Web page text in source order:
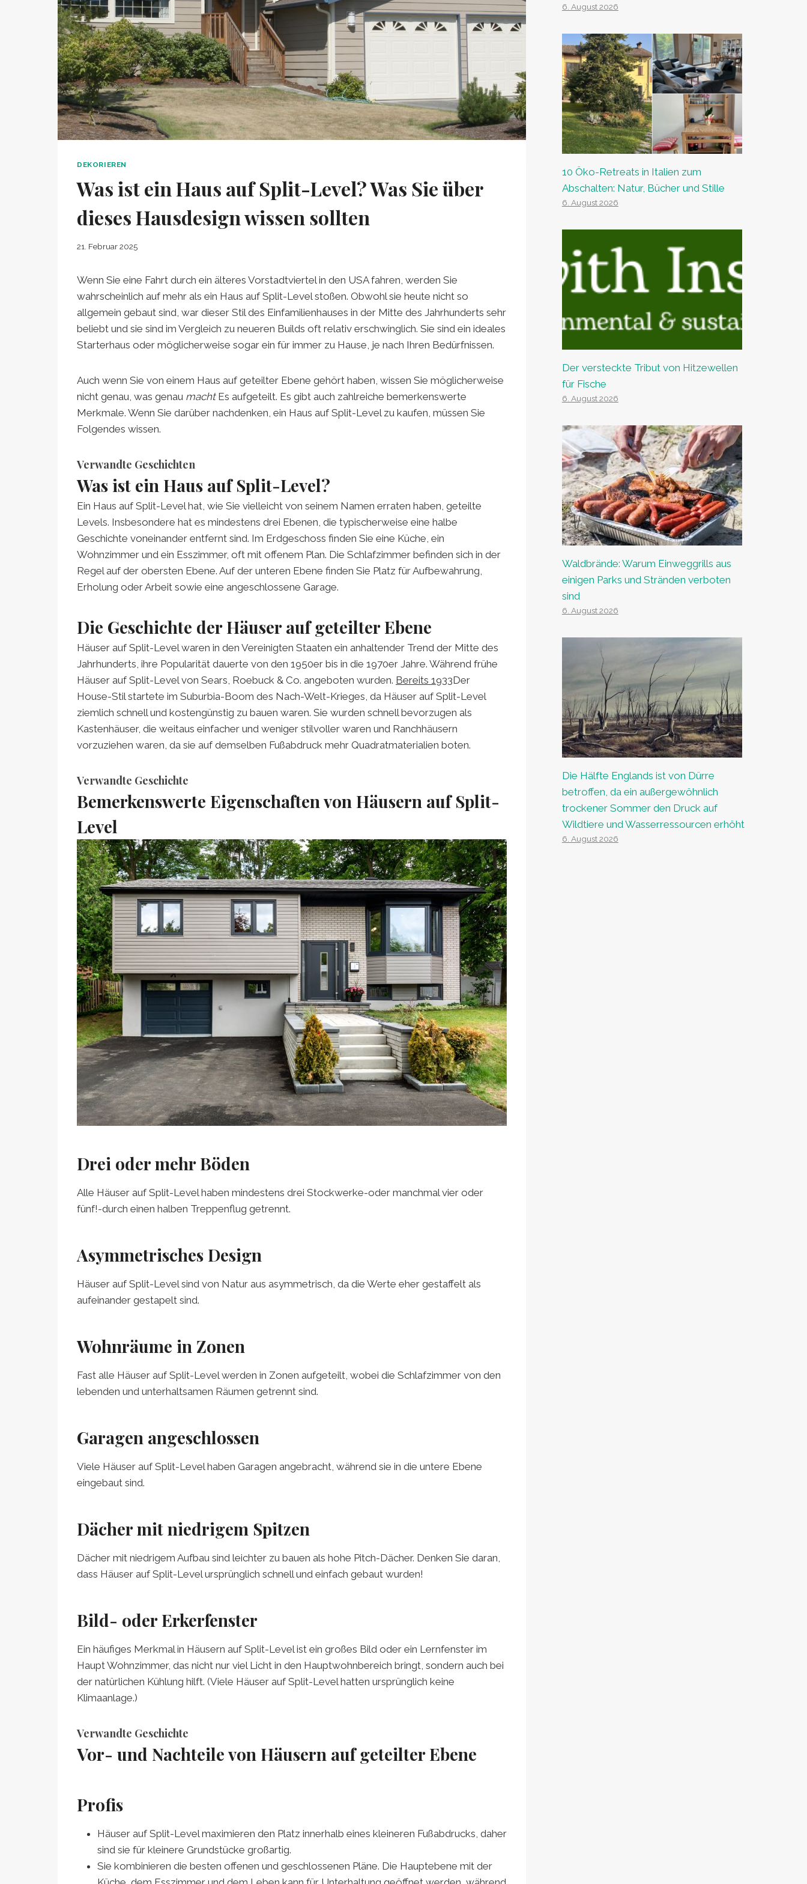
DEKORIEREN
Was ist ein Haus auf Split-Level? Was Sie über
dieses Hausdesign wissen sollten
21. Februar 2025
Wenn Sie eine Fahrt durch ein älteres Vorstadtviertel in den USA fahren, werden Sie
wahrscheinlich auf mehr als ein Haus auf Split-Level stoßen. Obwohl sie heute nicht so
allgemein gebaut sind, war dieser Stil des Einfamilienhauses in der Mitte des Jahrhunderts sehr
beliebt und sie sind im Vergleich zu neueren Builds oft relativ erschwinglich. Sie sind ein ideales
Starterhaus oder möglicherweise sogar ein für immer zu Hause, je nach Ihren Bedürfnissen.
Auch wenn Sie von einem Haus auf geteilter Ebene gehört haben, wissen Sie möglicherweise
nicht genau, was genau machtEs aufgeteilt. Es gibt auch zahlreiche bemerkenswerte
Merkmale. Wenn Sie darüber nachdenken, ein Haus auf Split-Level zu kaufen, müssen Sie
Folgendes wissen.
Verwandte Geschichten
Was ist ein Haus auf Split-Level?
Ein Haus auf Split-Level hat, wie Sie vielleicht von seinem Namen erraten haben, geteilte
Levels. Insbesondere hat es mindestens drei Ebenen, die typischerweise eine halbe
Geschichte voneinander entfernt sind. Im Erdgeschoss finden Sie eine Küche, ein
Wohnzimmer und ein Esszimmer, oft mit offenem Plan. Die Schlafzimmer befinden sich in der
Regel auf der obersten Ebene. Auf der unteren Ebene finden Sie Platz für Aufbewahrung,
Erholung oder Arbeit sowie eine angeschlossene Garage.
Die Geschichte der Häuser auf geteilter Ebene
Häuser auf Split-Level waren in den Vereinigten Staaten ein anhaltender Trend der Mitte des
Jahrhunderts, ihre Popularität dauerte von den 1950er bis in die 1970er Jahre. Während frühe
Häuser auf Split-Level von Sears, Roebuck & Co. angeboten wurden. Bereits 1933Der
House-Stil startete im Suburbia-Boom des Nach-Welt-Krieges, da Häuser auf Split-Level
ziemlich schnell und kostengünstig zu bauen waren. Sie wurden schnell bevorzugen als
Kastenhäuser, die weitaus einfacher und weniger stilvoller waren und Ranchhäusern
vorzuziehen waren, da sie auf demselben Fußabdruck mehr Quadratmaterialien boten.
Verwandte Geschichte
Bemerkenswerte Eigenschaften von Häusern auf Split-
Level
Drei oder mehr Böden
Alle Häuser auf Split-Level haben mindestens drei Stockwerke-oder manchmal vier oder
fünf!-durch einen halben Treppenflug getrennt.
Asymmetrisches Design
Häuser auf Split-Level sind von Natur aus asymmetrisch, da die Werte eher gestaffelt als
aufeinander gestapelt sind.
Wohnräume in Zonen
Fast alle Häuser auf Split-Level werden in Zonen aufgeteilt, wobei die Schlafzimmer von den
lebenden und unterhaltsamen Räumen getrennt sind.
Garagen angeschlossen
Viele Häuser auf Split-Level haben Garagen angebracht, während sie in die untere Ebene
eingebaut sind.
Dächer mit niedrigem Spitzen
Dächer mit niedrigem Aufbau sind leichter zu bauen als hohe Pitch-Dächer. Denken Sie daran,
dass Häuser auf Split-Level ursprünglich schnell und einfach gebaut wurden!
Bild- oder Erkerfenster
Ein häufiges Merkmal in Häusern auf Split-Level ist ein großes Bild oder ein Lernfenster im
Haupt Wohnzimmer, das nicht nur viel Licht in den Hauptwohnbereich bringt, sondern auch bei
der natürlichen Kühlung hilft. (Viele Häuser auf Split-Level hatten ursprünglich keine
Klimaanlage.)
Verwandte Geschichte
Vor- und Nachteile von Häusern auf geteilter Ebene
Profis
Häuser auf Split-Level maximieren den Platz innerhalb eines kleineren Fußabdrucks, daher
sind sie für kleinere Grundstücke großartig.
Sie kombinieren die besten offenen und geschlossenen Pläne. Die Hauptebene mit der
6. August 2026
10 Öko-Retreats in Italien zum
Abschalten: Natur, Bücher und Stille
6. August 2026
Der versteckte Tribut von Hitzewellen
für Fische
6. August 2026
Waldbrände: Warum Einweggrills aus
einigen Parks und Stränden verboten
sind
6. August 2026
Die Hälfte Englands ist von Dürre
betroffen, da ein außergewöhnlich
trockener Sommer den Druck auf
Wildtiere und Wasserressourcen erhöht
6. August 2026